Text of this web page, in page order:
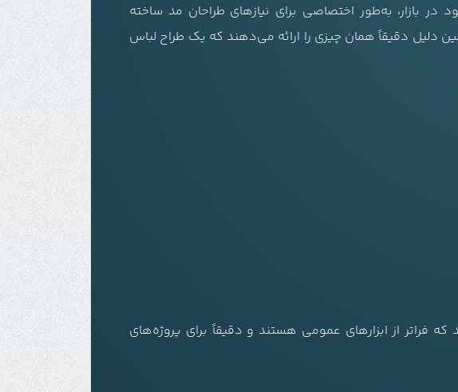
بازار، به‌طور اختصاصی برای نیازهای طراحان مد ساخته
دلیل دقیقاً همان چیزی را ارائه می‌دهند که یک طراح لباس
فراتر از ابزارهای عمومی هستند و دقیقاً برای پروژه‌های